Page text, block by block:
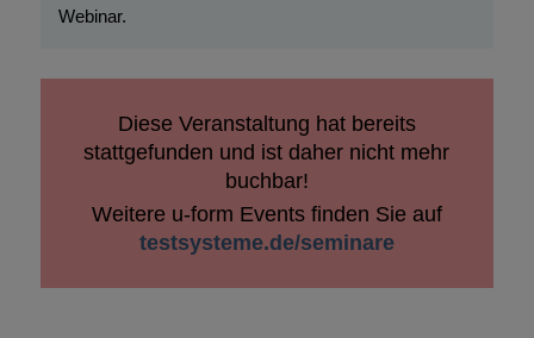
Webinar.
Diese Veranstaltung hat bereits
stattgefunden und ist daher nicht mehr
buchbar!
Weitere u-form Events finden Sie auf
testsysteme.de/seminare